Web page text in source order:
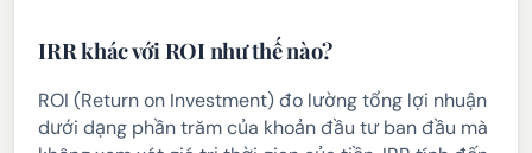
IRR khác với ROI như thế nào?
ROI (Return on Investment) đo lường tổng lợi nhuận
dưới dạng phần trăm của khoản đầu tư ban đầu mà